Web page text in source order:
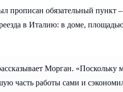
прописан обязательный пункт
в Италию: в доме,
Морган.
часть работы сами и